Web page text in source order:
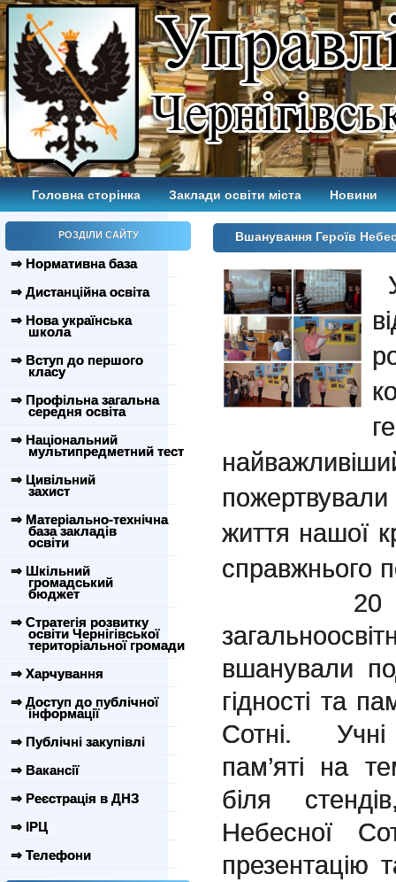
Головна сторінка Заклади освіти міста Новини
РОЗДІЛИ САЙТУ
⇒ Нормативна база
⇒ Дистанційна освіта
⇒ Нова українська
школа
⇒ Вступ до першого
класу
⇒ Профільна загальна
середня освіта
⇒ Національний
мультипредметний тест
⇒ Цивільний
захист
⇒ Матеріально-технічна
база закладів
освіти
⇒ Шкільний
громадський
бюджет
⇒ Стратегія розвитку
освіти Чернігівської
територіальної громади
⇒ Харчування
⇒ Доступ до публічної
інформації
⇒ Публічні закупівлі
⇒ Вакансії
⇒ Реєстрація в ДНЗ
⇒ ІРЦ
⇒ Телефони
Вшанування Героїв
життя нашої
справжнього
20 лютого
вшанували
гідності та
Сотні. Учні
пам’яті на
біля
Небесної
презентацію